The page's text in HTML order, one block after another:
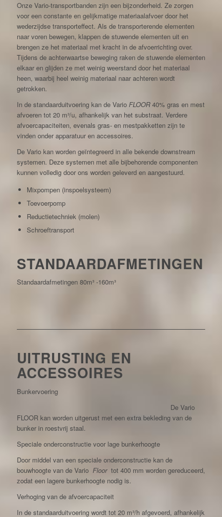
Onze Vario-transportbanden zijn een bijzonderheid. Ze zorgen
voor een constante en gelijkmatige materiaalafvoer door het
wederzijdse transporteffect. Als de transporterende elementen
naar voren bewegen, klappen de stuwende elementen uit en
brengen ze het materiaal met kracht in de afvoerrichting over.
Tijdens de achterwaartse beweging raken de stuwende elementen
elkaar en glijden ze met weinig weerstand door het materiaal
heen, waarbij heel weinig materiaal naar achteren wordt
getrokken.
In de standaarduitvoering kan de Vario FLOOR40% gras en mest
afvoeren tot 20 m³/u, afhankelijk van het substraat. Verdere
afvoercapaciteiten, evenals gras- en mestpakketten zijn te
vinden onder apparatuur en accessoires.
De Vario kan worden geïntegreerd in alle bekende downstream
systemen. Deze systemen met alle bijbehorende componenten
kunnen volledig door ons worden geleverd en aangestuurd.
Mixpompen (inspoelsysteem)
Toevoerpomp
Reductietechniek (molen)
Schroeftransport
STANDAARDAFMETINGEN
Standaardafmetingen 80m³ -160m³
UITRUSTING EN
ACCESSOIRES
Bunkervoering
De Vario
FLOOR kan worden uitgerust met een extra bekleding van de
bunker in roestvrij staal.
Speciale onderconstructie voor lage bunkerhoogte
Door middel van een speciale onderconstructie kan de
bouwhoogte van de Vario Floor tot 400 mm worden gereduceerd,
zodat een lagere bunkerhoogte nodig is.
Verhoging van de afvoercapaciteit
In de standaarduitvoering wordt tot 20 m³/h afgevoerd, afhankelijk